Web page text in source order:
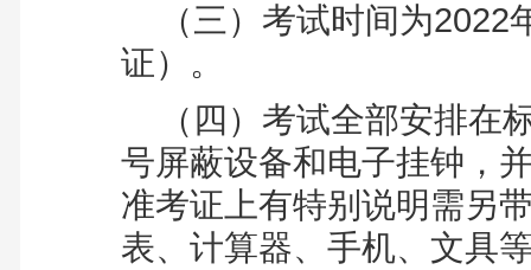
（三） 考试时间为2022
证）。
（四） 考试全部安排在
号屏蔽设备和电子挂钟，
准考证上有特别说明需另
表、计算器、手机、文具